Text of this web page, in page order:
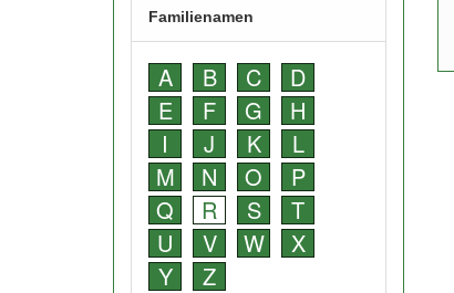
Familienamen
A B C
D
E
F G
H
I
J K
L
M
N O
P
Q
R S
T
U
V W
X
Y
Z